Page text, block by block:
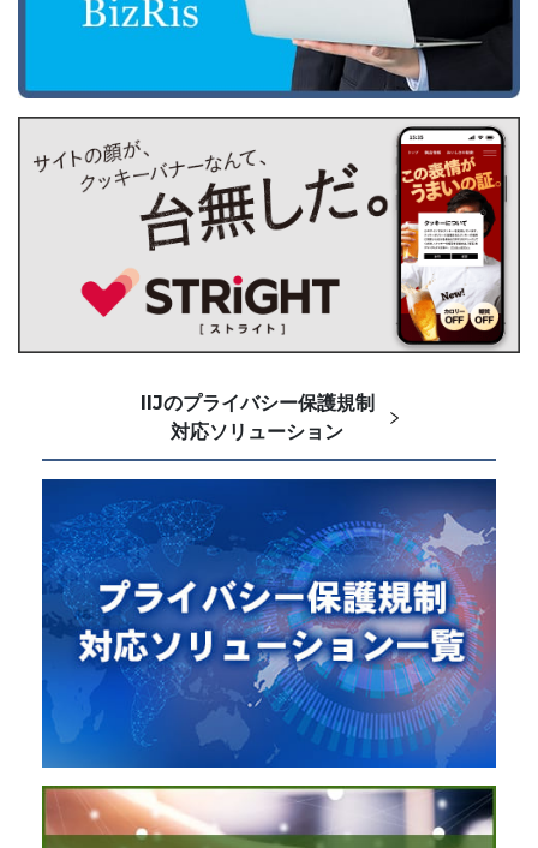
IIJのプライバシー保護規制
対応ソリューション